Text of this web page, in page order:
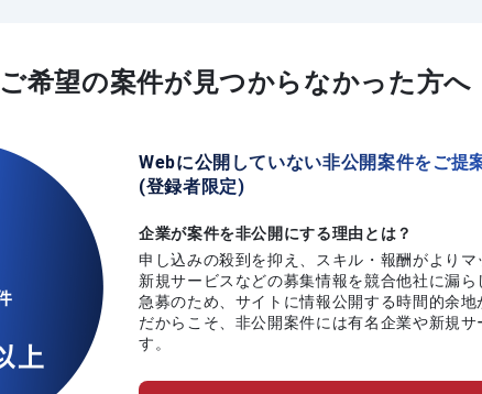
ご希望の案件が見つからなかった方へ
Webに公開していない非公開案件をご提
(登録者限定)
企業が案件を非公開にする理由とは？
申し込みの殺到を抑え、スキル・報酬がより
新規サービスなどの募集情報を競合他社に漏ら
急募のため、サイトに情報公開する時間的余地
だからこそ、非公開案件には有名企業や新規サ
す。